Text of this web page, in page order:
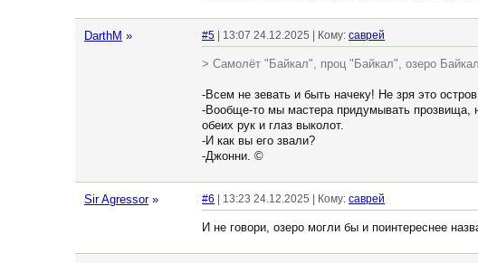
DarthM » #5 | 13:07 24.12.2025 | Кому: саврей
> Самолёт "Байкал", проц "Байкал", озеро
-Всем не зевать и быть начеку! Не зря это
-Вообще-то мы мастера придумывать прозвища,
обеих рук и глаз выколот.
-И как вы его звали?
-Джонни. ©
Sir Agressor » #6 | 13:23 24.12.2025 | Кому: саврей
И не говори, озеро могли бы и поинтереснее